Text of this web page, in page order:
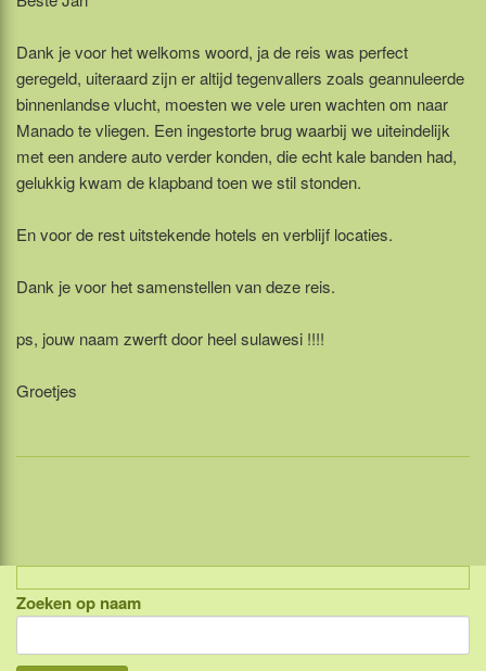
Dank je voor het welkoms woord, ja de reis was perfect
geregeld, uiteraard zijn er altijd tegenvallers zoals geannuleerde
binnenlandse vlucht, moesten we vele uren wachten om naar
Manado te vliegen. Een ingestorte brug waarbij we uiteindelijk
met een andere auto verder konden, die echt kale banden had,
gelukkig kwam de klapband toen we stil stonden.
En voor de rest uitstekende hotels en verblijf locaties.
Dank je voor het samenstellen van deze reis.
ps, jouw naam zwerft door heel sulawesi !!!!
Groetjes
Indonesië, eilandcombinaties
Bali
Zoeken op naam